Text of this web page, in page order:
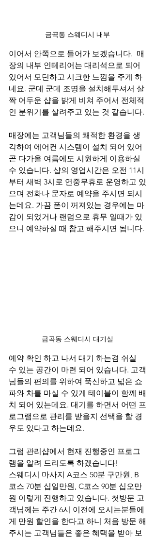
금곡동 스웨디시 내부
이어서 안쪽으로 들어가 보겠습니다.  매
장의 내부 인테리어는 대리석으로 되어
있어서 모던하고 시크한 느낌을 주게 하
네요. 군데 군데 조명을 설치해두셔서 살
짝 어두운 샵을 밝게 비쳐 주어서 전체적
인 분위기를 살려주고 있는 것 같습니다.
매장에는 고객님들의 쾌적한 환경을 생
각하여 에어컨 시스템이 설치 되어 있어
곧 다가올 여름에도 시원하게 이용하실
수 있습니다. 샵의 영업시간은 오전 11시
부터 새벽 3시로 연중무휴로 운영하고 있
으며 전화나 문자로 예약을 주시면 되시
는데요. 가끔 폰이 꺼져있는 경우에는 마
감이 되었거나 랜덤으로 휴무 일때가 있
으니 예약하실 때 참고 해주시면 됩니다.
금곡동 스웨디시 대기실
예약 확인 하고 나서 대기 하는겸 쉬실
수 있는 공간이 마련 되어 있습니다. 고객
님들의 편의를 위하여 푹신하고 넓은 쇼
파와 차를 마실 수 있게 테이블이 함께 배
치 되어 있는데요. 대기를 하면서 어떤 프
로그램으로 관리를 받을지 선택을 할 경
우도 있다고 하는데요.
그럼 관리샵에서 현재 진행중인 프로그
램을 알려 드리도록 하겠습니다!
스웨디시 마사지 A코스 50분 구만원, B
코스 70분 십일만원, C코스 90분 십오만
원 이렇게 진행하고 있습니다. 첫방문 고
객님께는 주간 6시 이전에 오시는분들에
게 만원 할인을 한다고 하니 처음 방문 해
주시는 고객님들은 좋은 혜택을 받아 보